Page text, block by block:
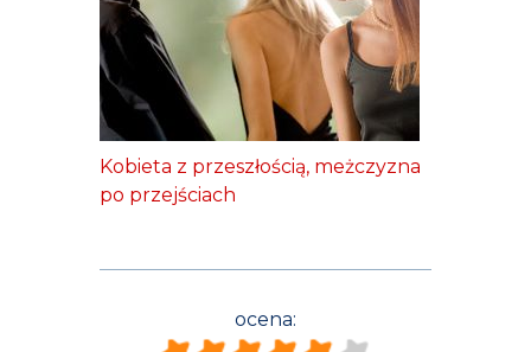
Kobieta z przeszłością, meżczyzna
po przejściach
ocena: